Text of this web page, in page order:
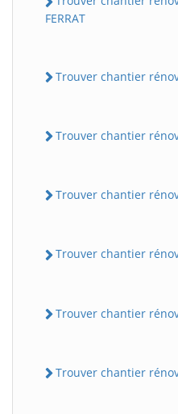
FERRAT
Trouver chantier
Trouver chantier
Trouver chantier
Trouver chantier
Trouver chantier
Trouver chantier